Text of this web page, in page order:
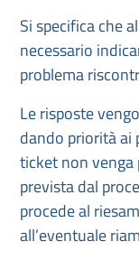
Si specifica che
necessario
problema
Le risposte
dando priorità ai
ticket non venga
prevista dal
procede al
all’eventuale